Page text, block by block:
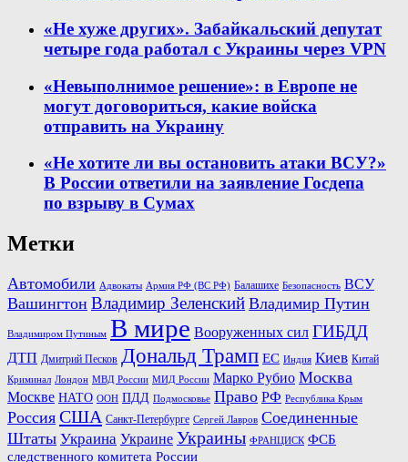
«Не хуже других». Забайкальский депутат
четыре года работал с Украины через VPN
«Невыполнимое решение»: в Европе не
могут договориться, какие войска
отправить на Украину
«Не хотите ли вы остановить атаки ВСУ?»
В России ответили на заявление Госдепа
по взрыву в Сумах
Метки
Автомобили Адвокаты Армия РФ (ВС РФ) Балашихе Безопасность ВСУ
Вашингтон Владимир Зеленский Владимир Путин
Владимиром Путиным В мире Вооруженных сил ГИБДД
ДТП Дмитрий Песков Дональд Трамп ЕС Индия Киев Китай
Криминал Лондон МВД России МИД России Марко Рубио Москва
Москве НАТО ООН ПДД Подмосковье Право РФ Республика Крым
Россия США Санкт-Петербурге Сергей Лавров Соединенные
Штаты Украина Украине Украины ФРАНЦИСК ФСБ
следственного комитета России